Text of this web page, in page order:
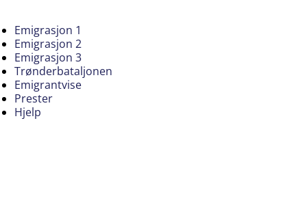
Emigrasjon 1
Emigrasjon 2
Emigrasjon 3
Trønderbataljonen
Emigrantvise
Prester
Hjelp